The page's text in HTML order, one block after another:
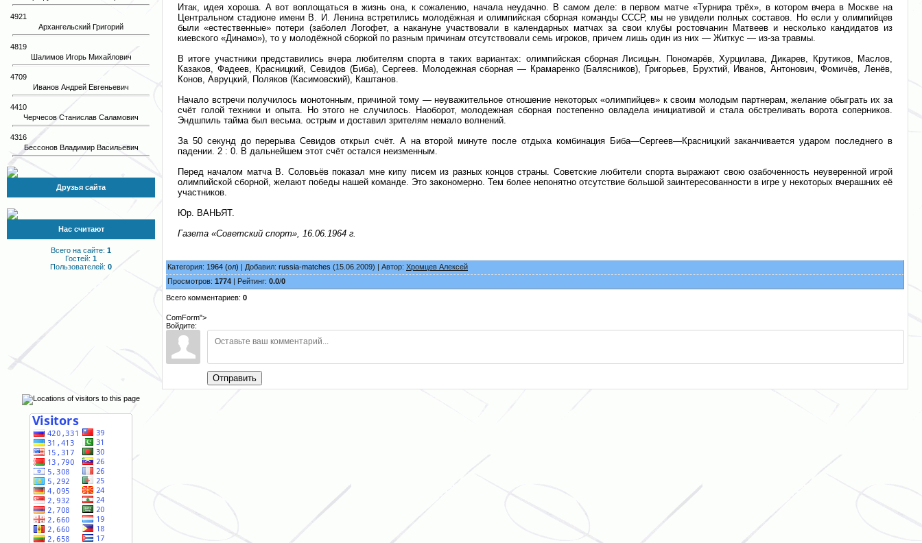
4921
Архангельский Григорий
4819
Шалимов Игорь Михайлович
4709
Иванов Андрей Евгеньевич
4410
Черчесов Станислав Саламович
4316
Бессонов Владимир Васильевич
Друзья сайта
Нас считают
Всего на сайте: 1
Гостей: 1
Пользователей: 0
Итак, идея хороша. А вот воплощаться в жизнь она, к сожалению, начала неудачно. В самом деле: в первом матче «Турнира трёх», в котором вчера в Москве на
Центральном стадионе имени В. И. Ленина встретились молодёжная и олимпийская сборная команды СССР, мы не увидели полных составов. Но если у олимпийцев
были «естественные» потери (заболел Логофет, а накануне участвовали в календарных матчах за свои клубы ростовчанин Матвеев и несколько кандидатов из
киевского «Динамо»), то у молодёжной сборкой по разным причинам отсутствовали семь игроков, причем лишь один из них — Житкус — из-за травмы.
В итоге участники представились вчера любителям спорта в таких вариантах: олимпийская сборная Лисицын. Пономарёв, Хурцилава, Дикарев, Крутиков, Маслов,
Казаков, Фадеев, Красницкий, Севидов (Биба), Сергеев. Молодежная сборная — Крамаренко (Балясников), Григорьев, Брухтий, Иванов, Антонович, Фомичёв, Ленёв,
Конов, Авруцкий, Поляков (Касимовский), Каштанов.
Начало встречи получилось монотонным, причиной тому — неуважительное отношение некоторых «олимпийцев» к своим молодым партнерам, желание обыграть их за
счёт голой техники и опыта. Но этого не случилось. Наоборот, молодежная сборная постепенно овладела инициативой и стала обстреливать ворота соперников.
Эндшпиль тайма был весьма. острым и доставил зрителям немало волнений.
За 50 секунд до перерыва Севидов открыл счёт. А на второй минуте после отдыха комбинация Биба—Сергеев—Красницкий заканчивается ударом последнего в
падении. 2 : 0. В дальнейшем этот счёт остался неизменным.
Перед началом матча В. Соловьёв показал мне кипу писем из разных концов страны. Советские любители спорта выражают свою озабоченность неуверенной игрой
олимпийской сборной, желают победы нашей команде. Это закономерно. Тем более непонятно отсутствие большой заинтересованности в игре у некоторых вчерашних её
участников.
Юр. ВАНЬЯТ.
Газета «Советский спорт», 16.06.1964 г.
Категория: 1964 (ол) | Добавил: russia-matches (15.06.2009) | Автор: Хромцев Алексей
Просмотров: 1774 | Рейтинг: 0.0/0
Всего комментариев: 0
ComForm">
Войдите:
Отправить